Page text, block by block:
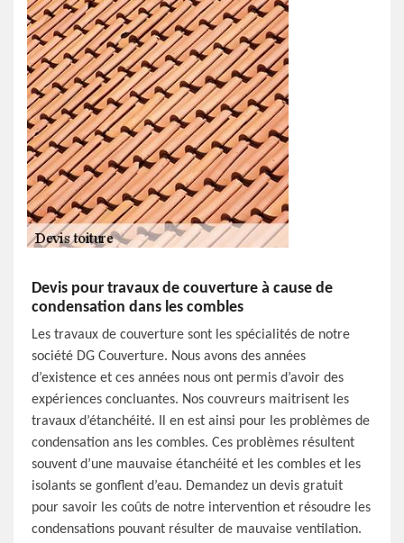
Devis pour travaux de couverture à cause de
condensation dans les combles
Les travaux de couverture sont les spécialités de notre
société DG Couverture. Nous avons des années
d’existence et ces années nous ont permis d’avoir des
expériences concluantes. Nos couvreurs maitrisent les
travaux d’étanchéité. Il en est ainsi pour les problèmes de
condensation ans les combles. Ces problèmes résultent
souvent d’une mauvaise étanchéité et les combles et les
isolants se gonflent d’eau. Demandez un devis gratuit
pour savoir les coûts de notre intervention et résoudre les
condensations pouvant résulter de mauvaise ventilation.